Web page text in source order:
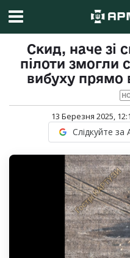
Скид, наче зі
пілоти змогли
вибуху прямо
13 Березня 2025,
Слідкуйте